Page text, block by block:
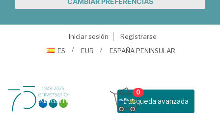
Iniciar sesión
Registrarse
ES
EUR ESPAÑA PENINSULAR
Busqueda avanzada
0